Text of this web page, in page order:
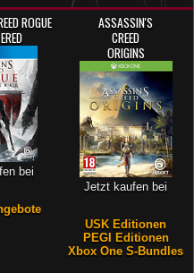
ROGUE
bei
ASSASSIN'S
CREED
ORIGINS
Jetzt kaufen bei
USK Editionen
PEGI Editionen
Xbox One S-Bundles